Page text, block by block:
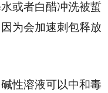
或者白醋冲洗被蜇
为会加速刺包释放
性溶液可以中和毒